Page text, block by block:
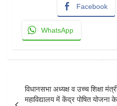
Facebook
WhatsApp
Post
navigation
विधानसभा अध्यक्ष व उच्च शिक्षा
महाविद्यालय में केंद्र पोषित योजना